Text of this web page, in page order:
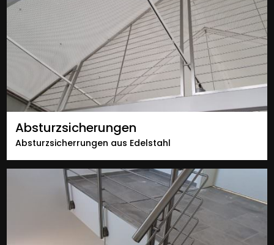
Absturzsicherungen
Absturzsicherrungen aus Edelstahl